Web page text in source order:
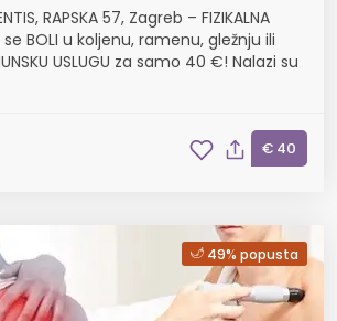
RAPSKA 57, Zagreb – FIZIKALNA
se BOLI u koljenu, ramenu, gležnju ili
USLUGU za samo 40 €! Nalazi su
€ 40
49% popusta